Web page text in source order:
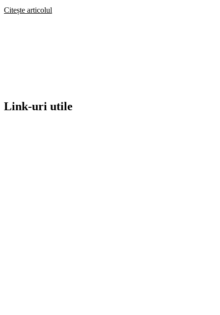
Citește articolul
Link-uri utile